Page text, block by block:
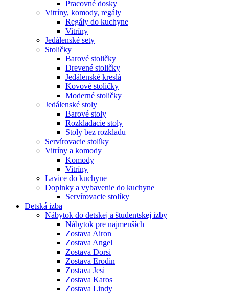
Pracovné dosky
Vitríny, komody, regály
Regály do kuchyne
Vitríny
Jedálenské sety
Stoličky
Barové stoličky
Drevené stoličky
Jedálenské kreslá
Kovové stoličky
Moderné stoličky
Jedálenské stoly
Barové stoly
Rozkladacie stoly
Stoly bez rozkladu
Servírovacie stolíky
Vitríny a komody
Komody
Vitríny
Lavice do kuchyne
Doplnky a vybavenie do kuchyne
Servírovacie stolíky
Detská izba
Nábytok do detskej a študentskej izby
Nábytok pre najmenších
Zostava Airon
Zostava Angel
Zostava Dorsi
Zostava Erodin
Zostava Jesi
Zostava Karos
Zostava Lindy